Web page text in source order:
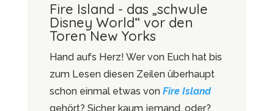
Fire Island - das „schwule
Disney World“ vor den
Toren New Yorks
Hand aufs Herz! Wer von Euch hat bis
zum Lesen diesen Zeilen überhaupt
schon einmal etwas von Fire Island
gehört? Sicher kaum jemand, oder?